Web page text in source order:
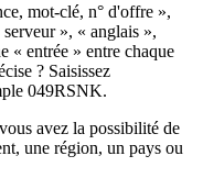
mot-clé, n° d'offre »,
», « anglais »,
« entrée » entre chaque
? Saisissez
049RSNK.
avez la possibilité de
une région, un pays ou